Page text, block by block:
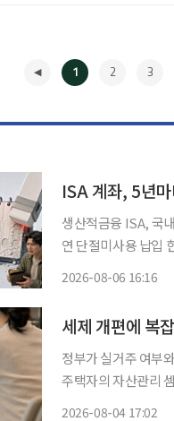
1 2 3
ISA 계좌, 5년
생산적금융 ISA, 국
연 단절미사용 납입
2026-08-06 16:16
정부가 실거주 여부
주택자의 자산관리
2026-08-04 17:02